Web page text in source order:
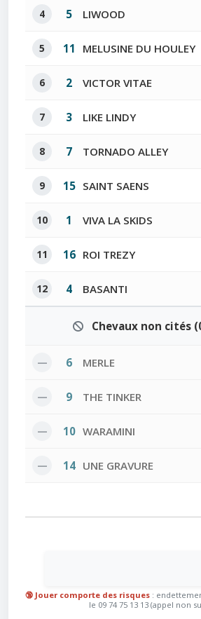
4 5 LIWOOD
5 11 MELUSINE DU HOULEY
6 2 VICTOR VITAE
7 3 LIKE LINDY
8 7 TORNADO ALLEY
9 15 SAINT SAENS
10 1 VIVA LA SKIDS
11 16 ROI TREZY
12 4 BASANTI
Chevaux non cités
— 6 MERLE
— 9 THE TINKER
— 10 WARAMINI
— 14 UNE GRAVURE
🔞 Jouer comporte des risques :
le 09 74 75 13 13 (appel non